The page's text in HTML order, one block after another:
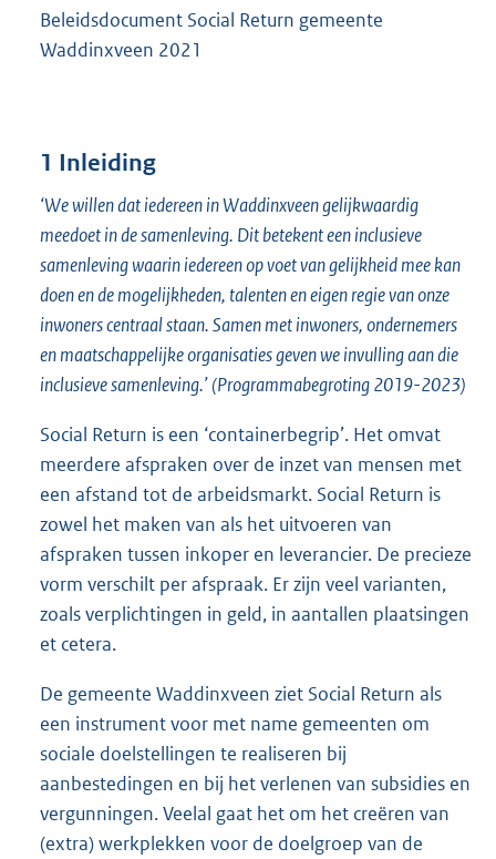
Beleidsdocument Social Return gemeente
Waddinxveen 2021
1 Inleiding
‘We willen dat iedereen in Waddinxveen gelijkwaardig
meedoet in de samenleving. Dit betekent een inclusieve
samenleving waarin iedereen op voet van gelijkheid mee kan
doen en de mogelijkheden, talenten en eigen regie van onze
inwoners centraal staan. Samen met inwoners, ondernemers
en maatschappelijke organisaties geven we invulling aan die
inclusieve samenleving.’ (Programmabegroting 2019-2023)
Social Return is een ‘containerbegrip’. Het omvat
meerdere afspraken over de inzet van mensen met
een afstand tot de arbeidsmarkt. Social Return is
zowel het maken van als het uitvoeren van
afspraken tussen inkoper en leverancier. De precieze
vorm verschilt per afspraak. Er zijn veel varianten,
zoals verplichtingen in geld, in aantallen plaatsingen
et cetera.
De gemeente Waddinxveen ziet Social Return als
een instrument voor met name gemeenten om
sociale doelstellingen te realiseren bij
aanbestedingen en bij het verlenen van subsidies en
vergunningen. Veelal gaat het om het creëren van
(extra) werkplekken voor de doelgroep van de